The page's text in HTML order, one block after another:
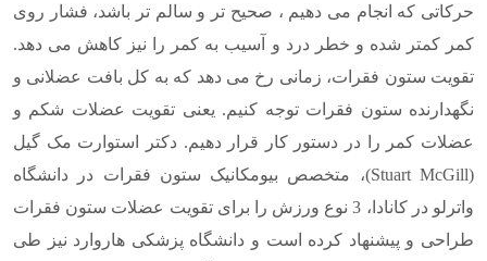
حرکاتی که انجام می دهیم ، صحیح تر و سالم تر باشد، فشار روی
کمر کمتر شده و خطر درد و آسیب به کمر را نیز کاهش می دهد.
تقویت ستون فقرات، زمانی رخ می دهد که به کل بافت عضلانی و
نگهدارنده ستون فقرات توجه کنیم. یعنی تقویت عضلات شکم و
عضلات کمر را در دستور کار قرار دهیم. دکتر استوارت مک گیل
(Stuart McGill)، متخصص بیومکانیک ستون فقرات در دانشگاه
واترلو در کانادا، 3 نوع ورزش را برای تقویت عضلات ستون فقرات
طراحی و پیشنهاد کرده است و دانشگاه پزشکی هاروارد نیز طی